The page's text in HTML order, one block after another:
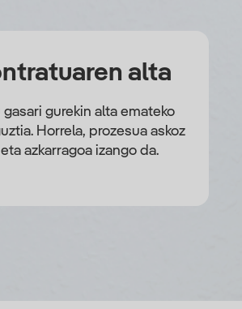
alta
gurekin alta emateko
Horrela, prozesua askoz
azkarragoa izango da.